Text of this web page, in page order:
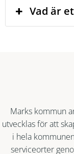
Vad är
Marks kommun
utvecklas för att
i hela
serviceorter